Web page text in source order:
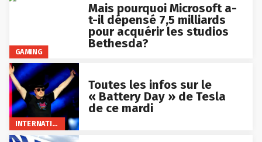
GAMING
Mais pourquoi Microsoft a-
t-il dépensé 7,5 milliards
pour acquérir les studios
Bethesda?
INTERNATIONAL
Toutes les infos sur le
« Battery Day » de Tesla
de ce mardi